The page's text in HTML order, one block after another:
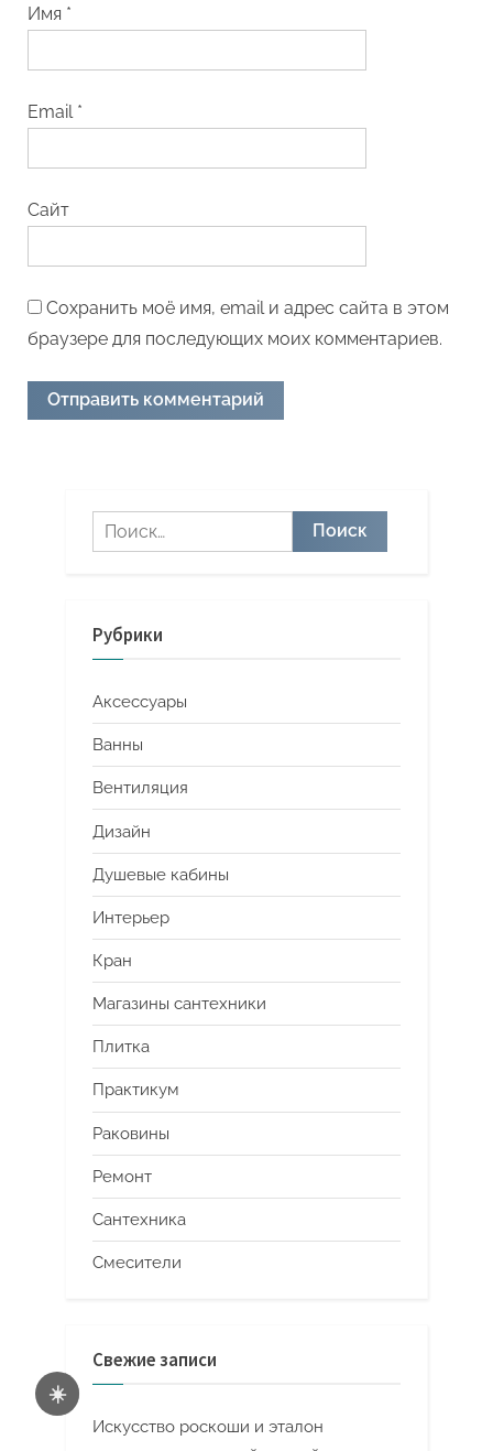
☀️
Имя *
Email *
Сайт
Сохранить моё имя, email и адрес сайта в этом
браузере для последующих моих комментариев.
Найти:
Рубрики
Аксессуары
Ванны
Вентиляция
Дизайн
Душевые кабины
Интерьер
Кран
Магазины сантехники
Плитка
Практикум
Раковины
Ремонт
Сантехника
Смесители
Свежие записи
Искусство роскоши и эталон